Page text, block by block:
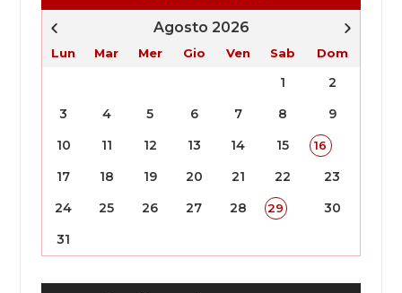
Agosto 2026
Lun Mar Mer Gio Ven Sab Dom
1
2
3
4 5 6 7 8
9
10
11 12 13 14 15 16
17 18 19 20 21 22
23
24
25 26 27 28 29
30
31